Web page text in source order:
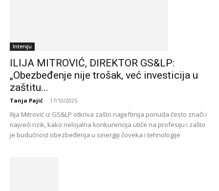
Intervju
ILIJA MITROVIĆ, DIREKTOR GS&LP:
„Obezbeđenje nije trošak, već investicija u
zaštitu...
Tanja Pajić - 17/10/2025
Ilija Mitrović iz GS&LP otkriva zašto najjeftinija ponuda često znači i
najveći rizik, kako nelojalna konkurencija utiče na profesiju i zašto
je budućnost obezbeđenja u sinergiji čoveka i tehnologije